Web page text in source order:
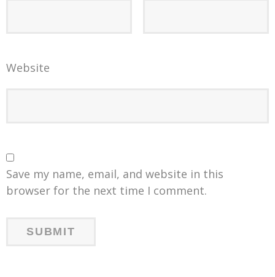
Website
Save my name, email, and website in this
browser for the next time I comment.